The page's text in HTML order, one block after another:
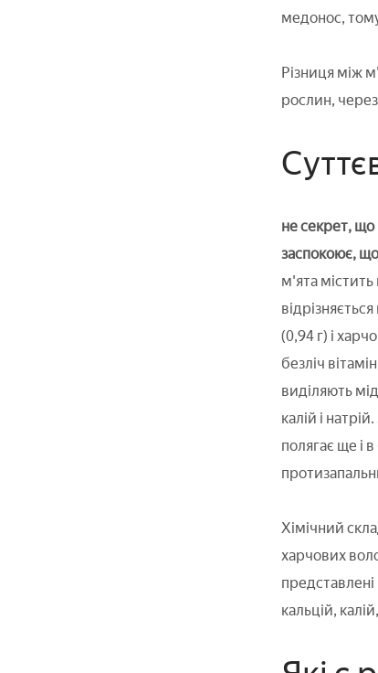
медонос,
Різниця між
рослин,
не секрет, що
заспокоює,
м'ята містить
(0,94 г) і
безліч
виділяють
калій і
полягає ще і
Хімічний
харчових
кальцій,